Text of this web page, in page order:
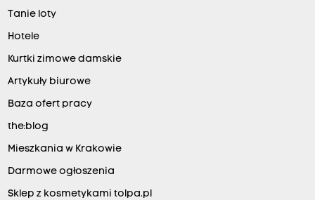
Tanie loty
Hotele
Kurtki zimowe damskie
Artykuły biurowe
Baza ofert pracy
the:blog
Mieszkania w Krakowie
Darmowe ogłoszenia
Sklep z kosmetykami tolpa.pl